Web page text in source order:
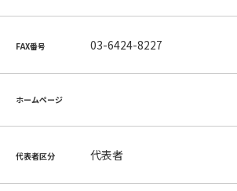
FAX番号 03-6424-8227
ホームページ
代表者区分 代表者